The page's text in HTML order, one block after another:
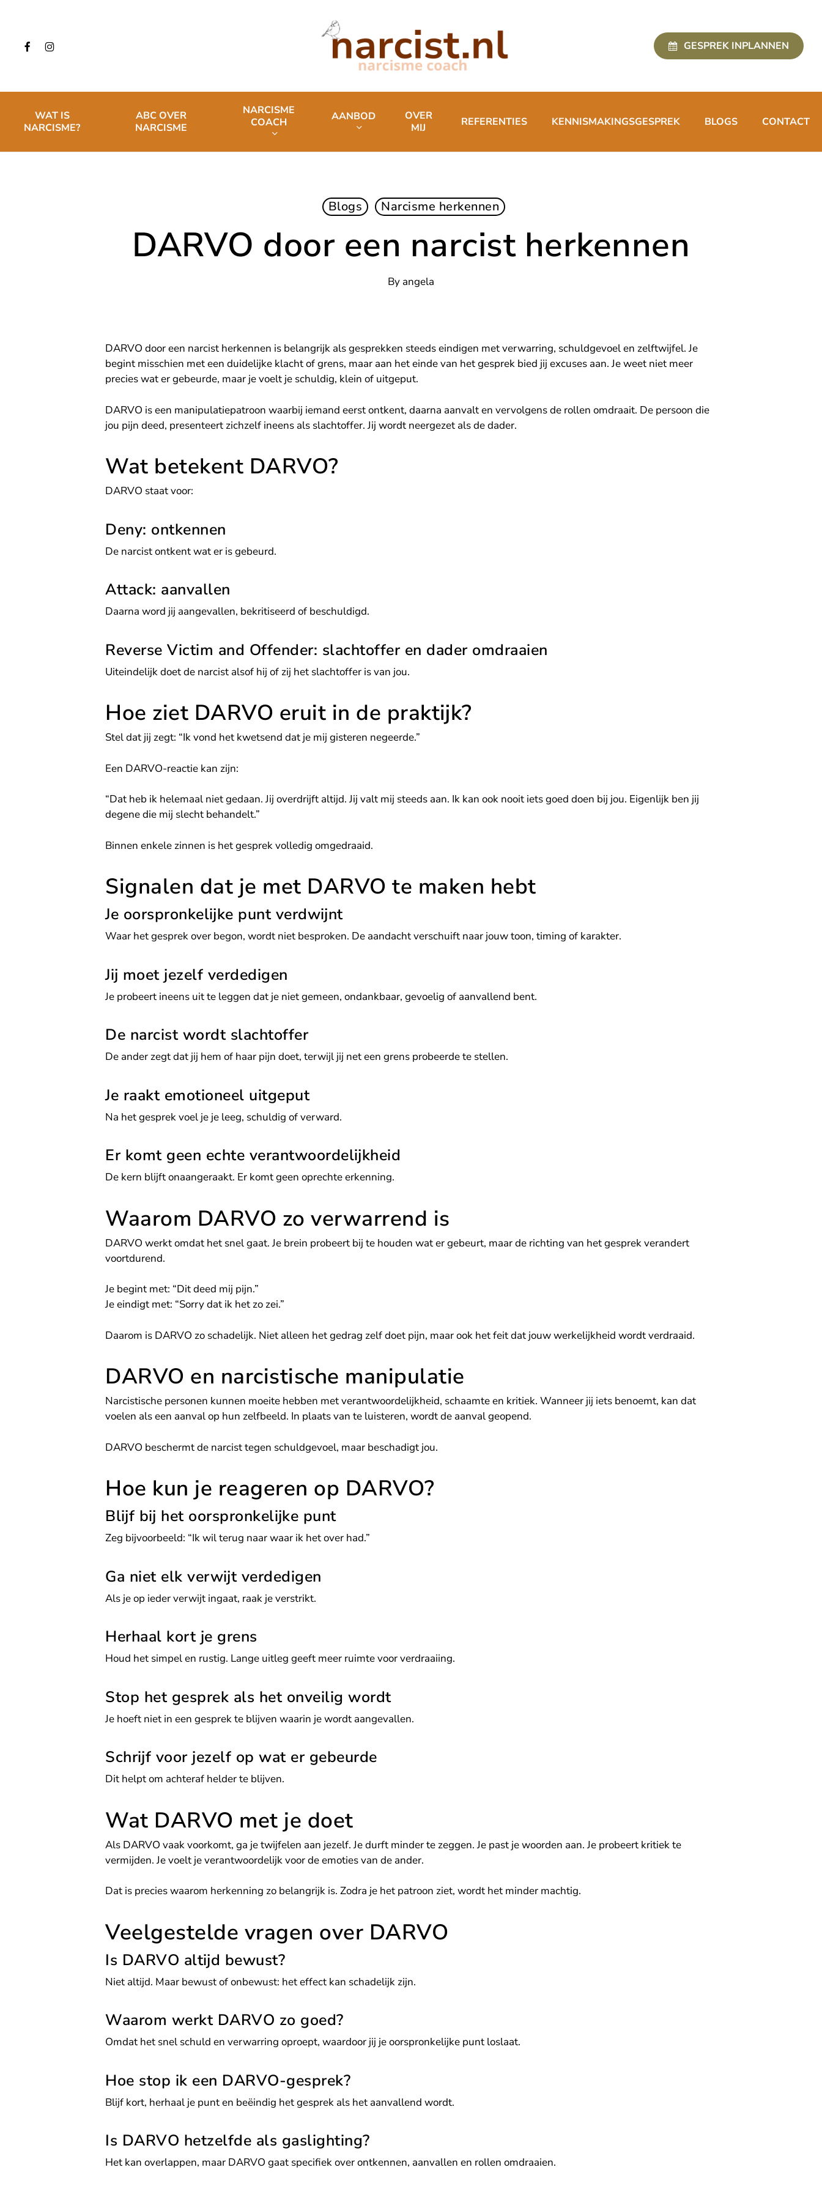
content
FACEBOOKINSTAGRAM GESPREK INPLANNEN
WAT IS
NARCISME?
ABC OVER
NARCISME
NARCISME
COACH
AANBOD
OVER
MIJ
REFERENTIES KENNISMAKINGSGESPREK BLOGS CONTACT
Blogs Narcisme herkennen
DARVO door een narcist herkennen
By angela
DARVO door een narcist herkennen is belangrijk als gesprekken steeds eindigen met verwarring, schuldgevoel en zelftwijfel. Je
begint misschien met een duidelijke klacht of grens, maar aan het einde van het gesprek bied jij excuses aan. Je weet niet meer
precies wat er gebeurde, maar je voelt je schuldig, klein of uitgeput.
DARVO is een manipulatiepatroon waarbij iemand eerst ontkent, daarna aanvalt en vervolgens de rollen omdraait. De persoon die
jou pijn deed, presenteert zichzelf ineens als slachtoffer. Jij wordt neergezet als de dader.
Wat betekent DARVO?
DARVO staat voor:
Deny: ontkennen
De narcist ontkent wat er is gebeurd.
Attack: aanvallen
Daarna word jij aangevallen, bekritiseerd of beschuldigd.
Reverse Victim and Offender: slachtoffer en dader omdraaien
Uiteindelijk doet de narcist alsof hij of zij het slachtoffer is van jou.
Hoe ziet DARVO eruit in de praktijk?
Stel dat jij zegt: “Ik vond het kwetsend dat je mij gisteren negeerde.”
Een DARVO-reactie kan zijn:
“Dat heb ik helemaal niet gedaan. Jij overdrijft altijd. Jij valt mij steeds aan. Ik kan ook nooit iets goed doen bij jou. Eigenlijk ben jij
degene die mij slecht behandelt.”
Binnen enkele zinnen is het gesprek volledig omgedraaid.
Signalen dat je met DARVO te maken hebt
Je oorspronkelijke punt verdwijnt
Waar het gesprek over begon, wordt niet besproken. De aandacht verschuift naar jouw toon, timing of karakter.
Jij moet jezelf verdedigen
Je probeert ineens uit te leggen dat je niet gemeen, ondankbaar, gevoelig of aanvallend bent.
De narcist wordt slachtoffer
De ander zegt dat jij hem of haar pijn doet, terwijl jij net een grens probeerde te stellen.
Je raakt emotioneel uitgeput
Na het gesprek voel je je leeg, schuldig of verward.
Er komt geen echte verantwoordelijkheid
De kern blijft onaangeraakt. Er komt geen oprechte erkenning.
Waarom DARVO zo verwarrend is
DARVO werkt omdat het snel gaat. Je brein probeert bij te houden wat er gebeurt, maar de richting van het gesprek verandert
voortdurend.
Je begint met: “Dit deed mij pijn.”
Je eindigt met: “Sorry dat ik het zo zei.”
Daarom is DARVO zo schadelijk. Niet alleen het gedrag zelf doet pijn, maar ook het feit dat jouw werkelijkheid wordt verdraaid.
DARVO en narcistische manipulatie
Narcistische personen kunnen moeite hebben met verantwoordelijkheid, schaamte en kritiek. Wanneer jij iets benoemt, kan dat
voelen als een aanval op hun zelfbeeld. In plaats van te luisteren, wordt de aanval geopend.
DARVO beschermt de narcist tegen schuldgevoel, maar beschadigt jou.
Hoe kun je reageren op DARVO?
Blijf bij het oorspronkelijke punt
Zeg bijvoorbeeld: “Ik wil terug naar waar ik het over had.”
Ga niet elk verwijt verdedigen
Als je op ieder verwijt ingaat, raak je verstrikt.
Herhaal kort je grens
Houd het simpel en rustig. Lange uitleg geeft meer ruimte voor verdraaiing.
Stop het gesprek als het onveilig wordt
Je hoeft niet in een gesprek te blijven waarin je wordt aangevallen.
Schrijf voor jezelf op wat er gebeurde
Dit helpt om achteraf helder te blijven.
Wat DARVO met je doet
Als DARVO vaak voorkomt, ga je twijfelen aan jezelf. Je durft minder te zeggen. Je past je woorden aan. Je probeert kritiek te
vermijden. Je voelt je verantwoordelijk voor de emoties van de ander.
Dat is precies waarom herkenning zo belangrijk is. Zodra je het patroon ziet, wordt het minder machtig.
Veelgestelde vragen over DARVO
Is DARVO altijd bewust?
Niet altijd. Maar bewust of onbewust: het effect kan schadelijk zijn.
Waarom werkt DARVO zo goed?
Omdat het snel schuld en verwarring oproept, waardoor jij je oorspronkelijke punt loslaat.
Hoe stop ik een DARVO-gesprek?
Blijf kort, herhaal je punt en beëindig het gesprek als het aanvallend wordt.
Is DARVO hetzelfde als gaslighting?
Het kan overlappen, maar DARVO gaat specifiek over ontkennen, aanvallen en rollen omdraaien.